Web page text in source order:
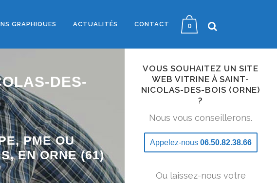
0
GRAPHIQUES ACTUALITÉS CONTACT
DES-
PME OU
EN ORNE (61)
VOUS SOUHAITEZ UN SITE
WEB VITRINE À SAINT-
NICOLAS-DES-BOIS (ORNE)
?
Nous vous conseillerons.
Appelez-nous 06.50.82.38.66
Ou laissez-nous votre